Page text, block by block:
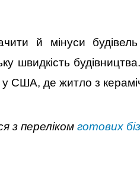
й мінуси
швидкість
США, де житло з
з переліком готових